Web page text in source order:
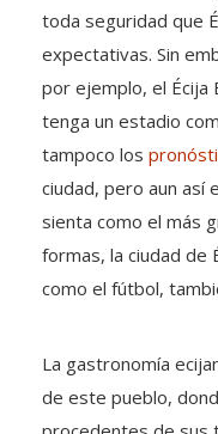
toda seguridad que
expectativas. Sin
por ejemplo, el Écija
tenga un estadio
tampoco los
ciudad, pero aun así
sienta como el más
formas, la ciudad de
como el fútbol,
La gastronomía
de este pueblo,